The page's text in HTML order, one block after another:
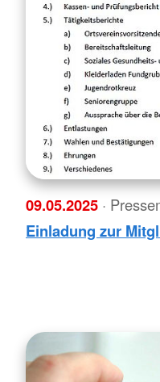
09.05.2025 ·
Einladung zur